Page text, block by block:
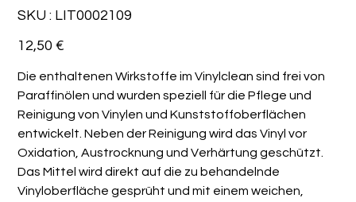
SKU : SKU
LIT0002109
LIT0002109
Prix
12,50 €
Die enthaltenen Wirkstoffe im Vinylclean sind frei von
Paraffinölen und wurden speziell für die Pflege und
Reinigung von Vinylen und Kunststoffoberflächen
entwickelt. Neben der Reinigung wird das Vinyl vor
Oxidation, Austrocknung und Verhärtung geschützt.
Das Mittel wird direkt auf die zu behandelnde
Vinyloberfläche gesprüht und mit einem weichen,